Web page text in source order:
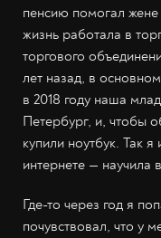
пенсию помогал
жизнь работала в
торгового
лет назад, в
в 2018 году наша
Петербург, и, чтобы
купили ноутбук. Так
интернете — научила
Где-то через год я
почувствовал, что у